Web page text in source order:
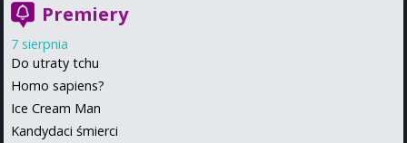
Premiery
7 sierpnia
Do utraty tchu
Homo sapiens?
Ice Cream Man
Kandydaci śmierci